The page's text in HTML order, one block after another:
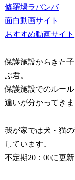
修羅場ラバンバ
面白動画サイト
おすすめ動画サイト
保護施設からきた
ぶ君。
保護施設でのルー
違いが分かってきま
我が家では犬・猫
しています。
不定期20：00に更新